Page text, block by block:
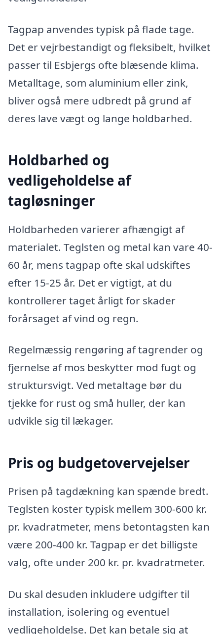
Tagpap anvendes typisk på flade tage.
Det er vejrbestandigt og fleksibelt, hvilket
passer til Esbjergs ofte blæsende klima.
Metalltage, som aluminium eller zink,
bliver også mere udbredt på grund af
deres lave vægt og lange holdbarhed.
Holdbarhed og
vedligeholdelse af
tagløsninger
Holdbarheden varierer afhængigt af
materialet. Teglsten og metal kan vare 40-
60 år, mens tagpap ofte skal udskiftes
efter 15-25 år. Det er vigtigt, at du
kontrollerer taget årligt for skader
forårsaget af vind og regn.
Regelmæssig rengøring af tagrender og
fjernelse af mos beskytter mod fugt og
struktursvigt. Ved metaltage bør du
tjekke for rust og små huller, der kan
udvikle sig til lækager.
Pris og budgetovervejelser
Prisen på tagdækning kan spænde bredt.
Teglsten koster typisk mellem 300-600 kr.
pr. kvadratmeter, mens betontagsten kan
være 200-400 kr. Tagpap er det billigste
valg, ofte under 200 kr. pr. kvadratmeter.
Du skal desuden inkludere udgifter til
installation, isolering og eventuel
vedligeholdelse. Det kan betale sig at